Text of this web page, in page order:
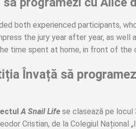
both experienced participants,
the jury year after year, as
time spent at home, in front of the
Învață să
A Snail Life se clasează pe
Cristian, de la Colegiul Național